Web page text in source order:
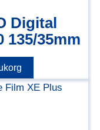
Digital
135/35mm